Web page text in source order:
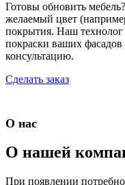
Готовы обновить
желаемый цвет
покрытия. Наш технолог
покраски ваших
консультацию.
Сделать заказ
О нас
О нашей
При появлении